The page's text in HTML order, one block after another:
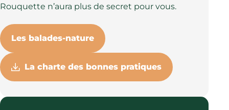
Rouquette n’aura plus de secret pour vous.
Les balades-nature
La charte des bonnes pratiques